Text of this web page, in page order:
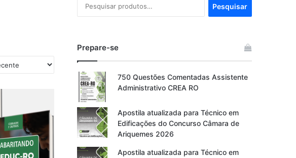
por:
Pesquisar
Prepare-se
750 Questões Comentadas Assistente
Administrativo CREA RO
Apostila atualizada para Técnico em
Edificações do Concurso Câmara de
Ariquemes 2026
Apostila atualizada para Técnico em